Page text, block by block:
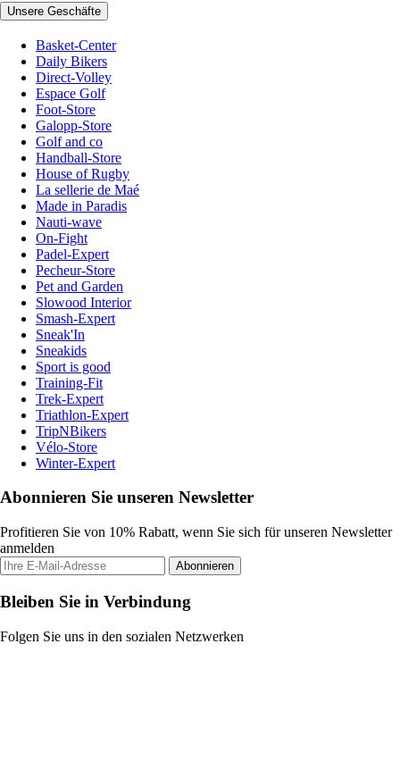
Unsere Geschäfte
Basket-Center
Daily Bikers
Direct-Volley
Espace Golf
Foot-Store
Galopp-Store
Golf and co
Handball-Store
House of Rugby
La sellerie de Maé
Made in Paradis
Nauti-wave
On-Fight
Padel-Expert
Pecheur-Store
Pet and Garden
Slowood Interior
Smash-Expert
Sneak'In
Sneakids
Sport is good
Training-Fit
Trek-Expert
Triathlon-Expert
TripNBikers
Vélo-Store
Winter-Expert
Abonnieren Sie unseren Newsletter
Profitieren Sie von 10% Rabatt, wenn Sie sich für unseren Newsletter
anmelden
Abonnieren
Bleiben Sie in Verbindung
Folgen Sie uns in den sozialen Netzwerken